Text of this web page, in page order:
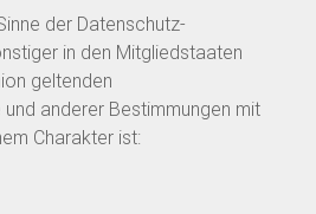
der Datenschutz-
in den Mitgliedstaaten
geltenden
anderer Bestimmungen mit
Charakter ist: